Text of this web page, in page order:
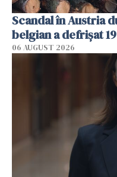
Scandal în Austria
belgian a defrișat
06 AUGUST 2026